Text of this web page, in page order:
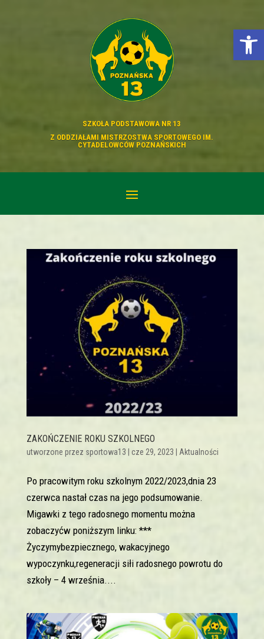
Otwórz
SZKOŁA PODSTAWOWA NR 13
Z ODDZIAŁAMI MISTRZOSTWA SPORTOWEGO IM.
CYTADELOWCÓW POZNAŃSKICH
ZAKOŃCZENIE ROKU SZKOLNEGO
utworzone przez sportowa13 cze 29, 2023 Aktualności
Po pracowitym roku szkolnym 2022/2023,dnia 23
czerwca nastał czas na jego podsumowanie.
Migawki z tego radosnego momentu można
zobaczyćw poniższym linku: ***
Życzymybezpiecznego, wakacyjnego
wypoczynku,regeneracji siłi radosnego powrotu do
szkoły – 4 września....